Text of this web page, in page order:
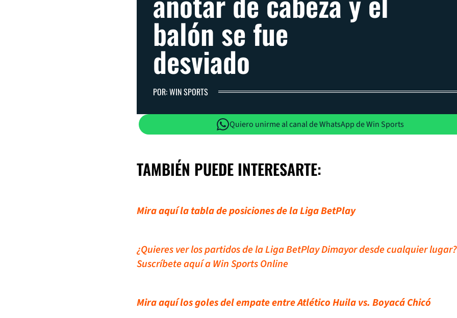
balón se fue
desviado
POR: WIN SPORTS
Quiero unirme al canal de WhatsApp de Win Sports
TAMBIÉN PUEDE INTERESARTE:
Mira aquí la tabla de posiciones de la Liga BetPlay
¿Quieres ver los partidos de la Liga BetPlay Dimayor desde cualquier lugar?
Suscríbete aquí a Win Sports Online
Mira aquí los goles del empate entre Atlético Huila vs. Boyacá Chicó